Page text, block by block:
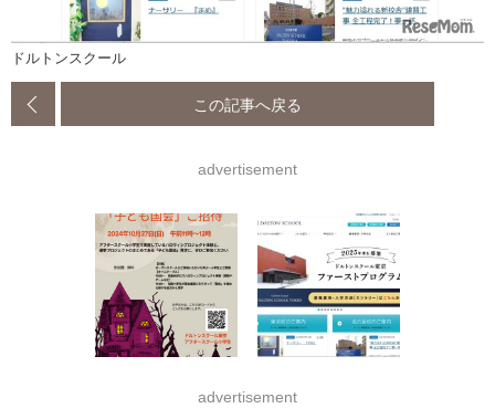
ドルトンスクール
この記事へ戻る
advertisement
advertisement